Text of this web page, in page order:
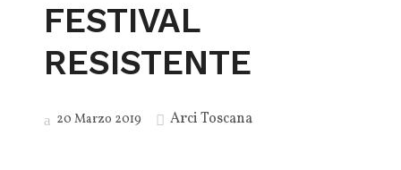
FESTIVAL
RESISTENTE
20 Marzo 2019 Arci Toscana